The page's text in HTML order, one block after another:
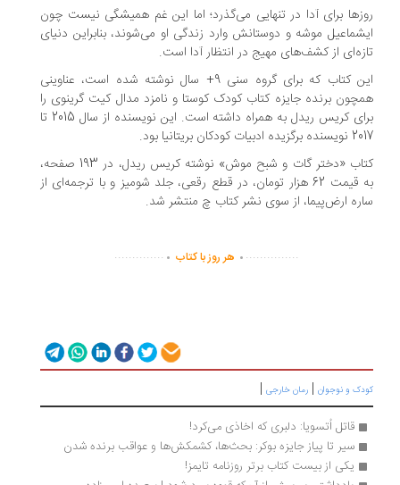
برای آدا در تنهایی می‌گذرد؛ اما این غم همیشگی نیست چون
موشه و دوستانش وارد زندگی او می‌شوند، بنابراین دنیای
از کشف‌های مهیج در انتظار آدا است.
این کتاب که برای گروه سنی 9+ سال نوشته شده است، عناوینی
برنده جایزه کتاب کودک کوستا و نامزد مدال کیت گرینوی را
برای کریس ریدل به همراه داشته است. این نویسنده از سال 2015 تا
کتاب «دختر گات و شبح موش» نوشته کریس ریدل، در 193 صفحه،
به قیمت 62 هزار تومان، در قطع رقعی، جلد شومیز و با ترجمه‌ای از
ارض‌پیما، از سوی نشر کتاب چ منتشر شد.
...............
. هر روز با کتاب .
..............
و نوجوان |رمان خارجی|
قاتل اُتسویا: دلبری که اخاذی می‌کرد!
سیر تا پیاز جایزه بوکر: بحث‌ها، کشمکش‌ها و عواقب برنده شدن
یکی از بیست کتاب برتر روزنامه تایمز!